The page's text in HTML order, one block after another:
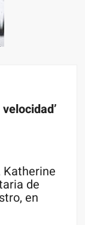
Katherine
de
en